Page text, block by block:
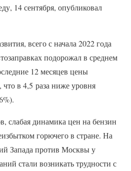
14 сентября, опубликовал
всего с начала 2022 года
подорожал в среднем
12 месяцев цены
что в 4,5 раза ниже уровня
слабая динамика цен на бензин
горючего в стране. На
Запада против Москвы у
стали возникать трудности с